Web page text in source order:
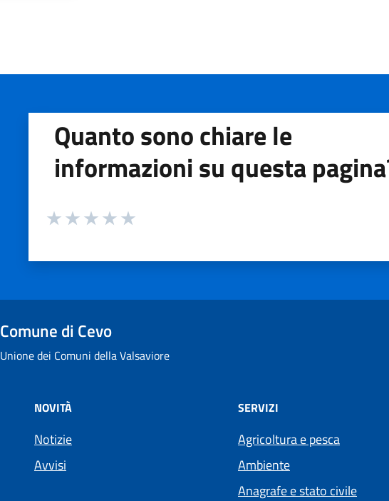
Quanto sono chiare le
informazioni su questa
Valuta da 1 a 5 stelle la pagina
Comune di Cevo
Unione dei Comuni della Valsaviore
NOVITÀ
Notizie
Avvisi
SERVIZI
Agricoltura e pesca
Ambiente
Anagrafe e stato civile